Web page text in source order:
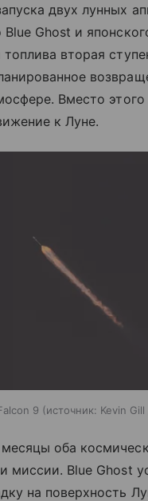
двух лунных
Ghost и
вторая
Вместо этого
к Луне.
9 источник: Kevin
оба
миссии. Blue Ghost
на поверхность